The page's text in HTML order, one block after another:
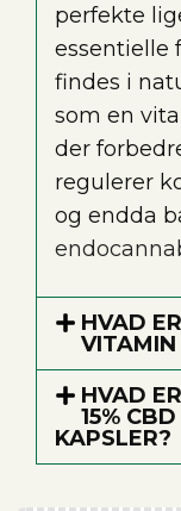
perfekte
essentielle
findes i
som en
der
regulerer
og endda
HVAD
VITAMIN
HVAD
15%
KAPSLER?